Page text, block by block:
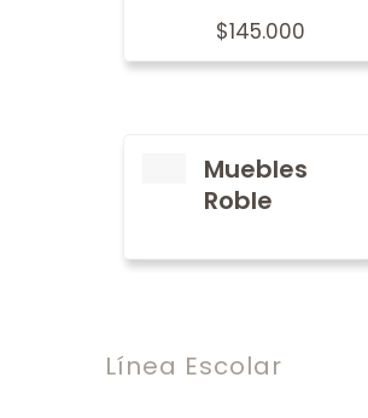
$145.000
Muebles
Roble
Línea Escolar